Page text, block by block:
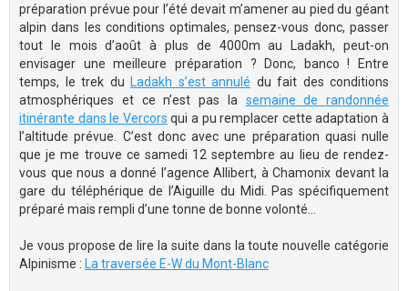
préparation prévue pour l’été devait m’amener au pied du géant
alpin dans les conditions optimales, pensez-vous donc, passer
tout le mois d’août à plus de 4000m au Ladakh, peut-on
envisager une meilleure préparation ? Donc, banco ! Entre
temps, le trek du Ladakh s’est annulé du fait des conditions
atmosphériques et ce n’est pas la semaine de randonnée
itinérante dans le Vercors qui a pu remplacer cette adaptation à
l’altitude prévue. C’est donc avec une préparation quasi nulle
que je me trouve ce samedi 12 septembre au lieu de rendez-
vous que nous a donné l’agence Allibert, à Chamonix devant la
gare du téléphérique de l’Aiguille du Midi. Pas spécifiquement
préparé mais rempli d’une tonne de bonne volonté…
Je vous propose de lire la suite dans la toute nouvelle catégorie
Alpinisme : La traversée E-W du Mont-Blanc